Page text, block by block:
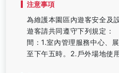
注意事項
為維護本園區內遊客安全及
遊客請共同遵守下列規定：
間：1.室內管理服務中心、
至下午五時。2.戶外場地使